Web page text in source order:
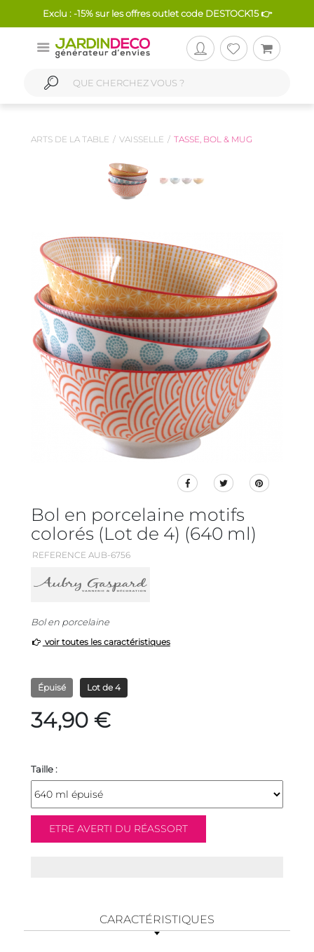
Exclu : -15% sur les offres outlet code DESTOCK15 👉
ARTS DE LA TABLE VAISSELLE TASSE, BOL & MUG
Bol en porcelaine motifs
colorés (Lot de 4) (640 ml)
REFERENCE AUB-6756
Bol en porcelaine
voir toutes les caractéristiques
Épuisé Lot de 4
34,90 €
Taille :
CARACTÉRISTIQUES